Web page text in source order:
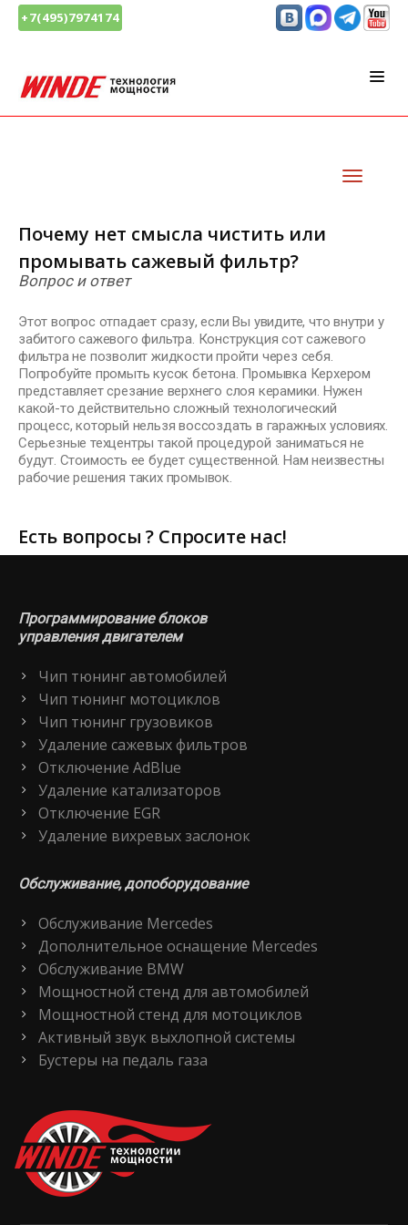
+7(495)7974174
Почему нет смысла чистить или
промывать сажевый фильтр?
Вопрос и ответ
Этот вопрос отпадает сразу, если Вы увидите, что внутри у
забитого сажевого фильтра. Конструкция сот сажевого
фильтра не позволит жидкости пройти через себя.
Попробуйте промыть кусок бетона. Промывка Керхером
представляет срезание верхнего слоя керамики. Нужен
какой-то действительно сложный технологический
процесс, который нельзя воссоздать в гаражных условиях.
Серьезные техцентры такой процедурой заниматься не
будут. Стоимость ее будет существенной. Нам неизвестны
рабочие решения таких промывок.
Есть вопросы ? Спросите нас!
Программирование блоков
управления двигателем
Чип тюнинг автомобилей
Чип тюнинг мотоциклов
Чип тюнинг грузовиков
Удаление сажевых фильтров
Отключение AdBlue
Удаление катализаторов
Отключение EGR
Удаление вихревых заслонок
Обслуживание, допоборудование
Обслуживание Mercedes
Дополнительное оснащение Mercedes
Обслуживание BMW
Мощностной стенд для автомобилей
Мощностной стенд для мотоциклов
Активный звук выхлопной системы
Бустеры на педаль газа